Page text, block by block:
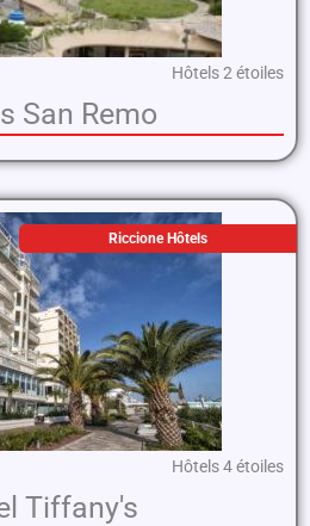
Hôtels 2 étoiles
San Remo
Riccione Hôtels
Hôtels 4 étoiles
Tiffany's